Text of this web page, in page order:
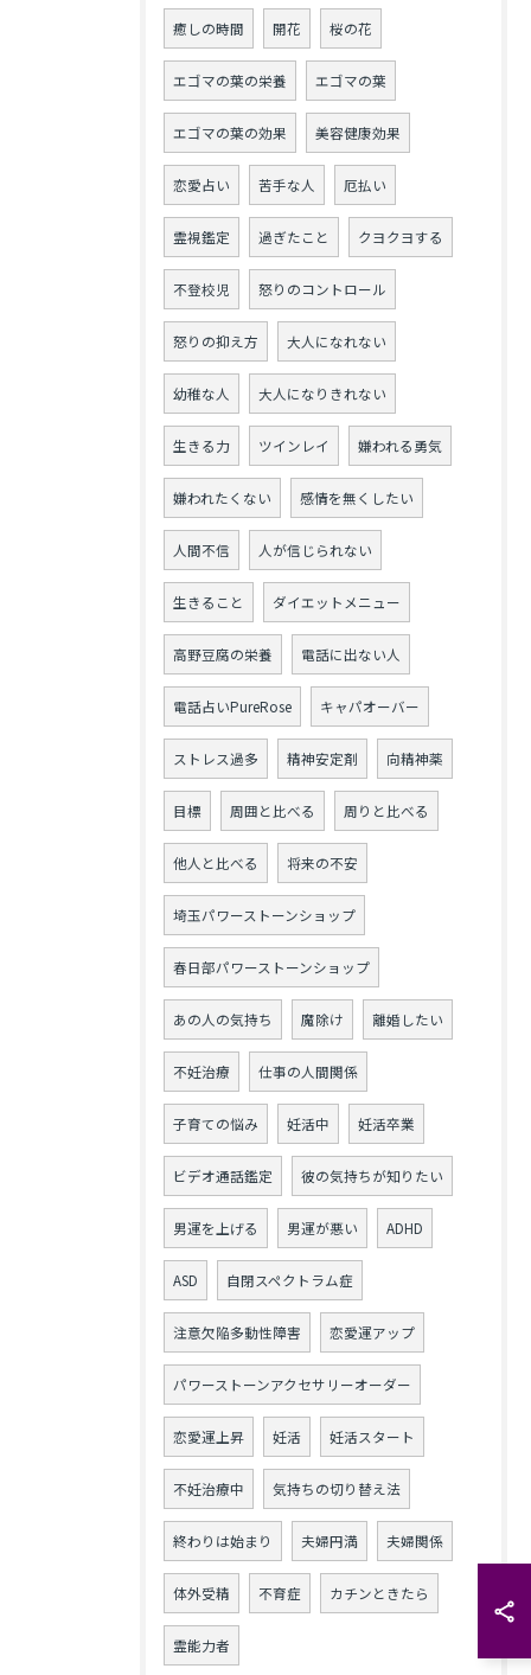
癒しの時間 開花 桜の花
エゴマの葉の栄養 エゴマの葉
エゴマの葉の効果 美容健康効果
恋愛占い 苦手な人 厄払い
霊視鑑定 過ぎたこと クヨクヨする
不登校児 怒りのコントロール
怒りの抑え方 大人になれない
幼稚な人 大人になりきれない
生きる力 ツインレイ 嫌われる勇気
嫌われたくない 感情を無くしたい
人間不信 人が信じられない
生きること ダイエットメニュー
高野豆腐の栄養 電話に出ない人
電話占いPureRose キャパオーバー
ストレス過多 精神安定剤 向精神薬
目標 周囲と比べる 周りと比べる
他人と比べる 将来の不安
埼玉パワーストーンショップ
春日部パワーストーンショップ
あの人の気持ち 魔除け 離婚したい
不妊治療 仕事の人間関係
子育ての悩み 妊活中 妊活卒業
ビデオ通話鑑定 彼の気持ちが知りたい
男運を上げる 男運が悪い ADHD
ASD 自閉スペクトラム症
注意欠陥多動性障害 恋愛運アップ
パワーストーンアクセサリーオーダー
恋愛運上昇 妊活 妊活スタート
不妊治療中 気持ちの切り替え法
終わりは始まり 夫婦円満 夫婦関係
体外受精 不育症 カチンときたら
霊能力者